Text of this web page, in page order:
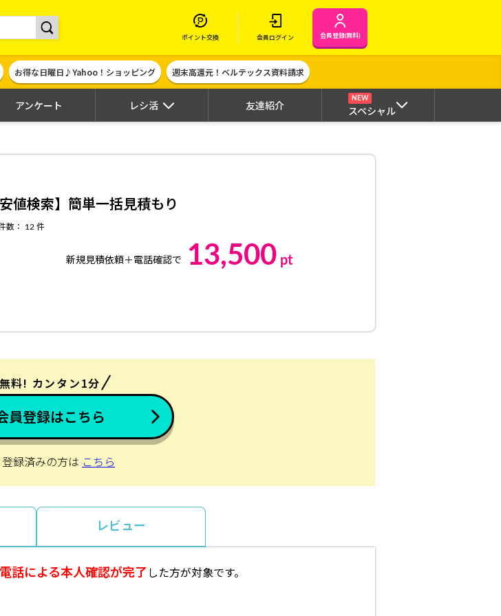
ントサイト | ハピタス
ポイント交換 会員ログイン 会員登録(無料)
お得な日曜日♪Yahoo！ショッピング 週末高還元！ベルテックス資料請求
アンケート レシ活 友達紹介
NEW
スペシャル
値検索】簡単一括見積もり
数： 12 件
新規見積依頼＋電話確認で 13,500 pt
料! カンタン1分
員登録はこちら
録済みの方は こちら
レビュー
話による本人確認が完了 した方が対象です。